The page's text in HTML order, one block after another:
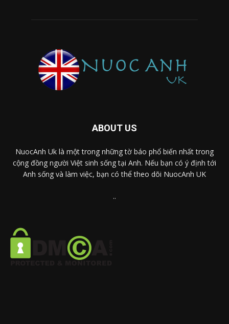
ABOUT US
NuocAnh Uk là một trong những tờ báo phổ biến nhất trong
cộng đồng người Việt sinh sống tại Anh. Nếu bạn có ý định tới
Anh sống và làm việc, bạn có thể theo dõi NuocAnh UK
..